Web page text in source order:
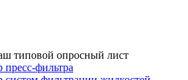
типовой опросный лист
пресс-фильтра